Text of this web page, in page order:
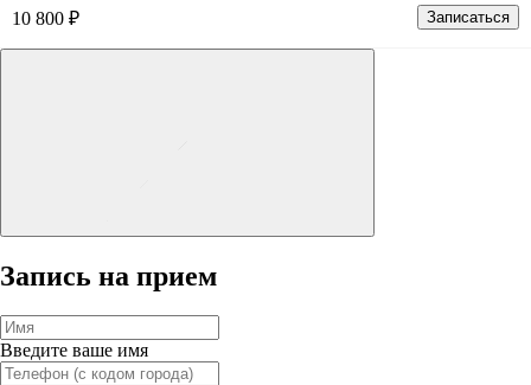
10 800 ₽
Записаться
Запись на прием
Введите ваше имя